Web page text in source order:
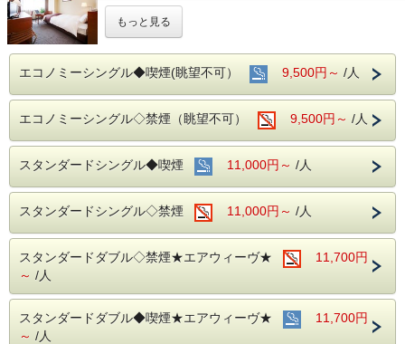
電気スタンドの貸し出しもあり
デスクワークも楽々こなせます♪♪
■全室インターネット接続完備 ◎Ｗｉ－Ｆｉ接続無料◎
■お客様に安全にお過ごしいただく為に、お客様の触れる機
会が多い場所を
アルコール消毒を行っております。
当ホテルの客室は窓が開放出来る為、簡単に空気を入れ替
える事が可能です。
清掃時は常に換気をして新鮮な空気に入れ替えておりま
す。
中部国際空港へもアクセス抜群！
ホテル隣接の名鉄名古屋駅から直通電車が発着しています！
■交通アクセス■３つの主要駅と地下鉄が全て隣接！！
名古屋市営地下鉄：東山線・桜通線まで徒歩３分
名鉄バスセンター：当ホテルの建物３・４階より高速バスが
もっと見る
エコノミーシングル◆喫煙(眺望不可） 9,500円～ /人
エコノミーシングル◇禁煙（眺望不可） 9,500円～ /人
スタンダードシングル◆喫煙 11,000円～ /人
スタンダードシングル◇禁煙 11,000円～ /人
スタンダードダブル◇禁煙★エアウィーヴ★
11,700円
～ /人
スタンダードダブル◆喫煙★エアウィーヴ★
11,700円
～ /人